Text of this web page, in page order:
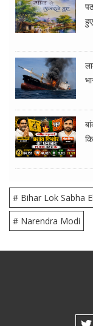
# Bihar Lok Sabha
# Narendra Modi